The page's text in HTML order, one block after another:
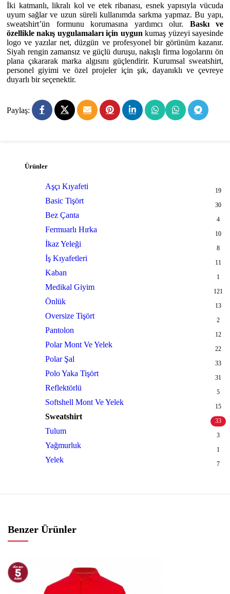
İki katmanlı, likralı kol ve etek ribanası, esnek yapısıyla vücuda
uyum sağlar ve uzun süreli kullanımda sarkma yapmaz. Bu yapı,
sweatshirt’ün formunu korumasına yardımcı olur. Baskı ve
özellikle nakış uygulamaları için uygun kumaş yüzeyi sayesinde
logo ve yazılar net, düzgün ve profesyonel bir görünüm kazanır.
Siyah rengin zamansız ve güçlü duruşu, nakışlı firma logolarını ön
plana çıkararak marka algısını güçlendirir. Kurumsal sweatshirt,
personel giyimi ve özel projeler için şık, dayanıklı ve çevreye
duyarlı bir seçenektir.
Paylaş:
Ürünler
Aşçı Kıyafeti 19
Basic Tişört 30
Bez Çanta 4
Fermuarlı Hırka 10
İkaz Yeleği 8
İş Kıyafetleri 11
Kaban 1
Medikal Giyim 121
Önlük 13
Oversize Tişört 2
Pantolon 12
Polar Mont Ve Yelek 22
Polar Şal 33
Polo Yaka Tişört 31
Reflektörlü 5
Softshell Mont Ve Yelek 15
Sweatshirt 33
Tulum 3
Yağmurluk 1
Yelek 7
Benzer Ürünler